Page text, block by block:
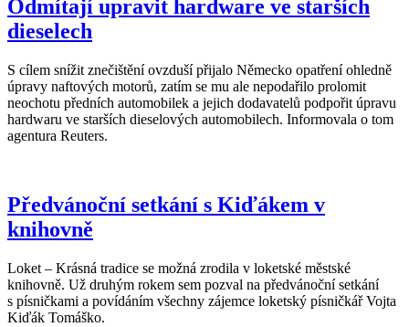
Odmítají upravit hardware ve starších
dieselech
S cílem snížit znečištění ovzduší přijalo Německo opatření ohledně
úpravy naftových motorů, zatím se mu ale nepodařilo prolomit
neochotu předních automobilek a jejich dodavatelů podpořit úpravu
hardwaru ve starších dieselových automobilech. Informovala o tom
agentura Reuters.
Předvánoční setkání s Kiďákem v
knihovně
Loket – Krásná tradice se možná zrodila v loketské městské
knihovně. Už druhým rokem sem pozval na předvánoční setkání
s písničkami a povídáním všechny zájemce loketský písničkář Vojta
Kiďák Tomáško.